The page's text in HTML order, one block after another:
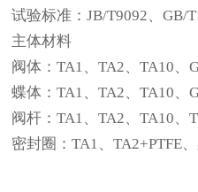
试验标准：JB/T9092、GB/
主体材料
阀体：TA1、TA2、TA10、
蝶体：TA1、TA2、TA10、
阀杆：TA1、TA2、TA10、
密封圈：TA1、TA2+PTFE